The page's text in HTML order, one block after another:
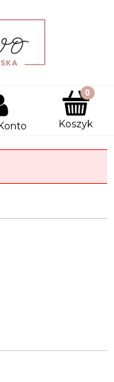
Koszyk